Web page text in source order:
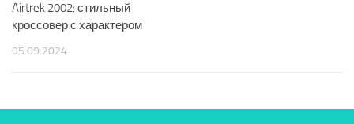
Airtrek 2002: стильный
кроссовер с характером
05.09.2024